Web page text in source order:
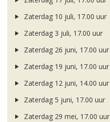
Zaterdag 10 juli, 17.00 uur
Zaterdag 3 juli, 17.00 uur
Zaterdag 26 juni, 17.00 uur
Zaterdag 19 juni, 17.00 uur
Zaterdag 12 juni, 14.00 uur
Zaterdag 5 juni, 17.00 uur
Zaterdag 29 mei, 17.00 uur